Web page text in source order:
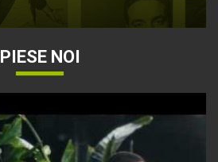
PIESE NOI